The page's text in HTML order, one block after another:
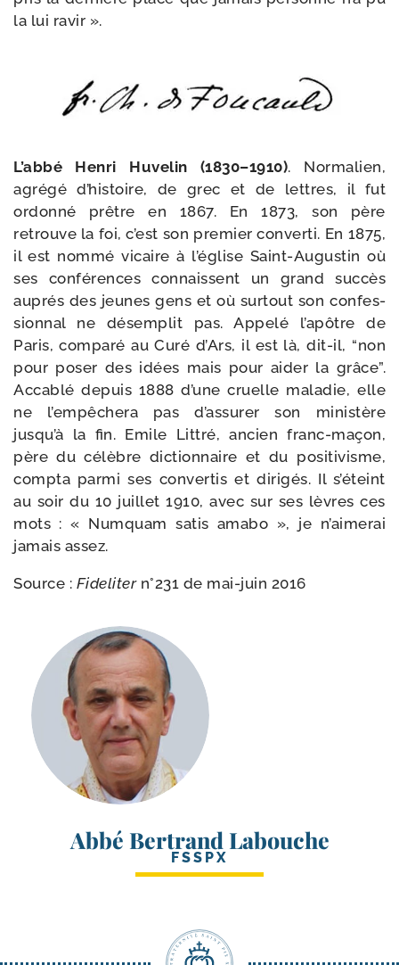
la lui ravir ».
L’abbé Henri Huvelin (1830–1910). Normalien,
agré­gé d’histoire, de grec et de lettres, il fut
ordon­né prêtre en 1867. En 1873, son père
retrouve la foi, c’est son pre­mier conver­ti. En 1875,
il est nom­mé vicaire à l’église Saint-​Augustin où
ses confé­rences connaissent un grand suc­cès
auprés des jeunes gens et où sur­tout son confes­
sion­nal ne désem­plit pas. Appelé l’apôtre de
Paris, com­pa­ré au Curé d’Ars, il est là, dit-​il, “non
pour poser des idées mais pour aider la grâce”.
Accablé depuis 1888 d’une cruelle mala­die, elle
ne l’empêchera pas d’assurer son minis­tère
jusqu’à la fin. Emile Littré, ancien franc-​maçon,
père du célèbre dic­tion­naire et du posi­ti­visme,
comp­ta par­mi ses conver­tis et diri­gés. Il s’éteint
au soir du 10 juillet 1910, avec sur ses lèvres ces
mots : « Numquam satis ama­bo », je n’ai­me­rai
jamais assez.
Source : Fideliter n°231 de mai-​juin 2016
Abbé Bertrand Labouche
FSSPX